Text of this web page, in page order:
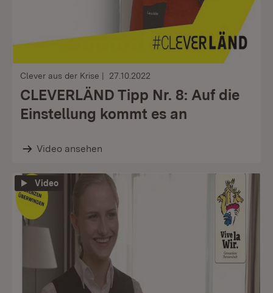
Clever aus der Krise 27.10.2022
CLEVERLÄND Tipp Nr. 8: Auf die
Einstellung kommt es an
Video ansehen
Video